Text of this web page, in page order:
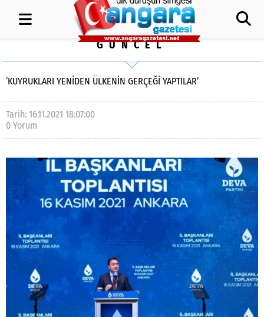
GÜNCEL
‘KUYRUKLARI YENIDEN ÜLKENIN GERÇEĞI YAPTILAR’
Tarih: 16.11.2021 18:07:00
0 Yorum